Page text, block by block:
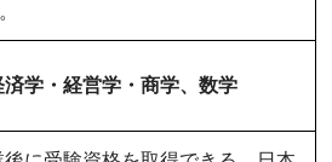
済学・経営学・商学、数学